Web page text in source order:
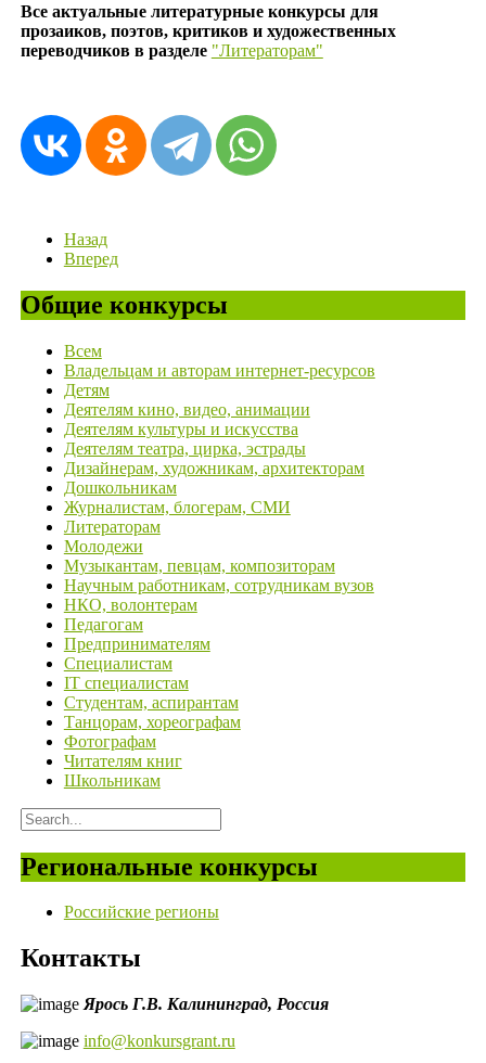
Все актуальные литературные конкурсы для
прозаиков, поэтов, критиков и художественных
переводчиков в разделе "Литераторам"
Назад
Вперед
Общие конкурсы
Всем
Владельцам и авторам интернет-ресурсов
Детям
Деятелям кино, видео, анимации
Деятелям культуры и искусства
Деятелям театра, цирка, эстрады
Дизайнерам, художникам, архитекторам
Дошкольникам
Журналистам, блогерам, СМИ
Литераторам
Молодежи
Музыкантам, певцам, композиторам
Научным работникам, сотрудникам вузов
НКО, волонтерам
Педагогам
Предпринимателям
Специалистам
IT специалистам
Студентам, аспирантам
Танцорам, хореографам
Фотографам
Читателям книг
Школьникам
Региональные конкурсы
Российские регионы
Контакты
Ярось Г.В. Калининград, Россия
info@konkursgrant.ru